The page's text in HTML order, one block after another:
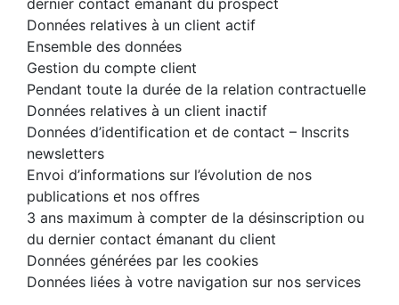
Données relatives à un client actif
Ensemble des données
Gestion du compte client
Pendant toute la durée de la relation contractuelle
Données relatives à un client inactif
Données d’identification et de contact – Inscrits
newsletters
Envoi d’informations sur l’évolution de nos
publications et nos offres
3 ans maximum à compter de la désinscription ou
du dernier contact émanant du client
Données générées par les cookies
Données liées à votre navigation sur nos services